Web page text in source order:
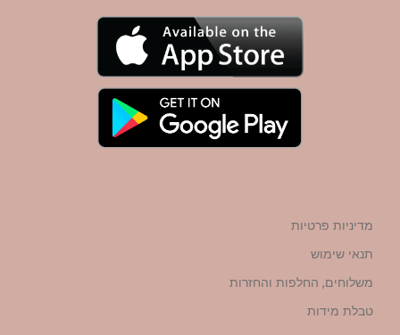
מדיניות פרטיות
תנאי שימוש
משלוחים, החלפות והחזרות
טבלת מידות